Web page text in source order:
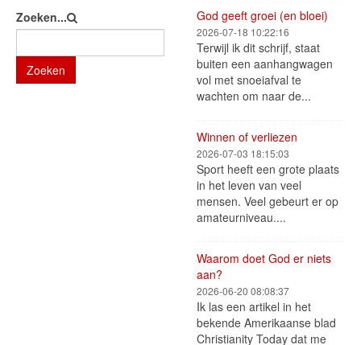
Zoeken...
Zoeken
God geeft groei (en bloei)
2026-07-18 10:22:16
Terwijl ik dit schrijf, staat
buiten een aanhangwagen
vol met snoeiafval te
wachten om naar de...
Winnen of verliezen
2026-07-03 18:15:03
Sport heeft een grote plaats
in het leven van veel
mensen. Veel gebeurt er op
amateurniveau....
Waarom doet God er niets
aan?
2026-06-20 08:08:37
Ik las een artikel in het
bekende Amerikaanse blad
Christianity Today dat me